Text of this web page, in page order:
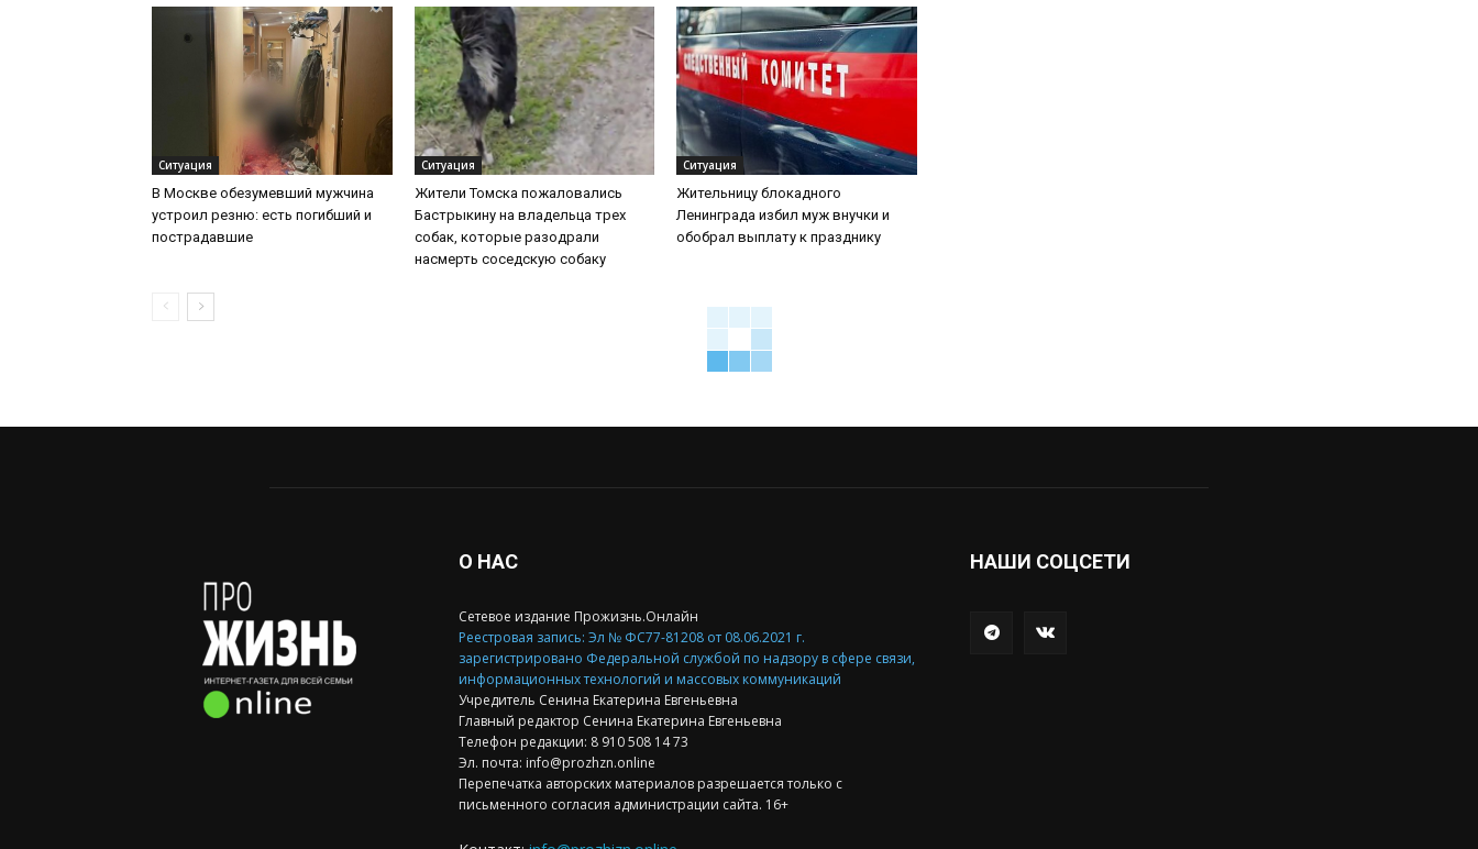
Ситуация
В Москве обезумевший мужчина
устроил резню: есть погибший и
пострадавшие
Ситуация
Жители Томска пожаловались
Бастрыкину на владельца трех
собак, которые разодрали
насмерть соседскую собаку
Ситуация
Жительницу блокадного
Ленинграда избил муж внучки и
обобрал выплату к празднику
О НАС
Сетевое издание Прожизнь.Онлайн
Реестровая запись: Эл № ФС77-81208 от 08.06.2021 г.
зарегистрировано Федеральной службой по надзору в сфере связи,
информационных технологий и массовых коммуникаций
Учредитель Сенина Екатерина Евгеньевна
Главный редактор Сенина Екатерина Евгеньевна
Телефон редакции: 8 910 508 14 73
Эл. почта: info@prozhzn.online
Перепечатка авторских материалов разрешается только с
письменного согласия администрации сайта. 16+
НАШИ СОЦСЕТИ